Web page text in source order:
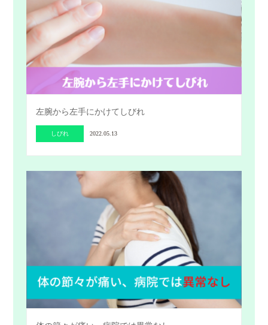
左腕から左手にかけてしびれ
しびれ 2022.05.13